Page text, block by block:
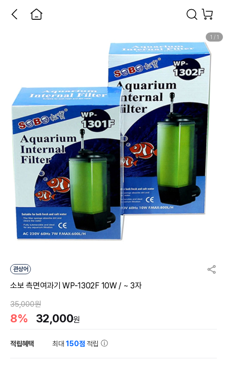
1 / 1
관상어
소보 측면여과기 WP-1302F 10W / ~ 3자
35,000원
8% 32,000원
적립혜택 최대150점 적립